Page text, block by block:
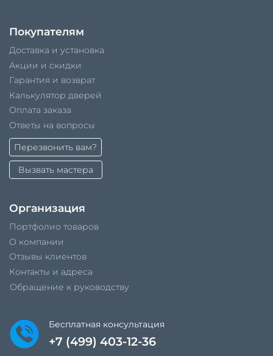
Покупателям
Доставка и установка
Акции и скидки
Гарантия и возврат
Калькулятор дверей
Оплата заказа
Ответы на вопросы
Перезвонить вам?
Вызвать мастера
Организация
Портфолио товаров
О компании
Отзывы клиентов
Контакты и адреса
Обращение к руководству
Бесплатная консультация
+7 (499) 403-12-36